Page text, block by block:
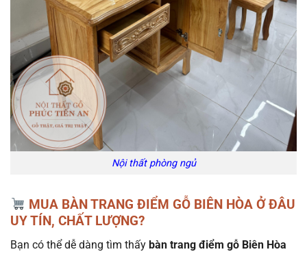
Nội thất phòng ngủ
MUA BÀN TRANG ĐIỂM GỖ BIÊN HÒA Ở ĐÂU
UY TÍN, CHẤT LƯỢNG?
Bạn có thể dễ dàng tìm thấy bàn trang điểm gỗ Biên Hòa